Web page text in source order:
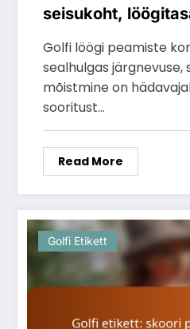
seisukoht,
Golfi löögi peamiste
sealhulgas järgnevuse,
mõistmine on
sooritust…
Read More
Golfi Etikett